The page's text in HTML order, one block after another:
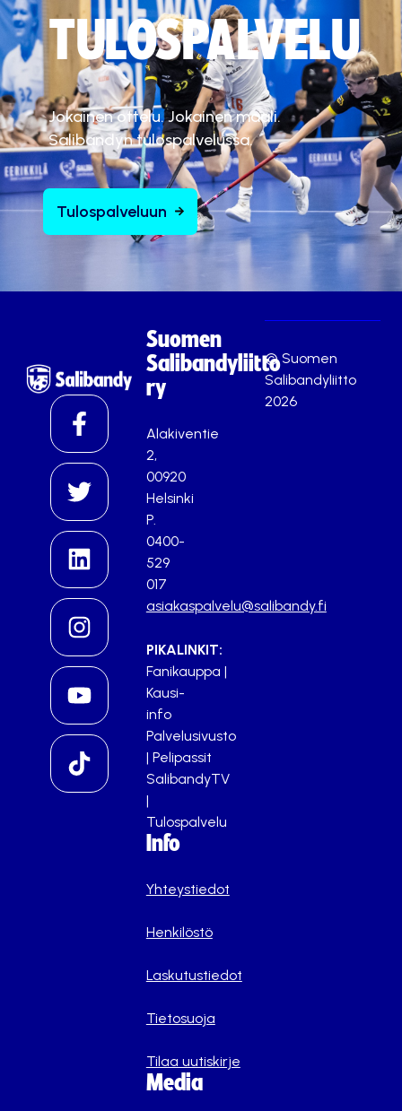
TULOSPALVELU
Jokainen ottelu. Jokainen maali.
Salibandyn tulospalvelussa.
Tulospalveluun
Suomen
Salibandyliitto
ry
Alakiventie
2,
00920
Helsinki
P.
0400-
529
017
asiakaspalvelu@salibandy.fi
PIKALINKIT:
Fanikauppa |
Kausi-
info
Palvelusivusto
| Pelipassit
SalibandyTV
|
Tulospalvelu
Info
Yhteystiedot
Henkilöstö
Laskutustiedot
Tietosuoja
Tilaa uutiskirje
Media
© Suomen
Salibandyliitto
2026